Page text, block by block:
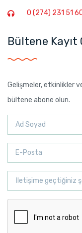
0 (274) 231 51
Bültene Kayıt
Gelişmeler, etkinlikler
bültene abone olun.